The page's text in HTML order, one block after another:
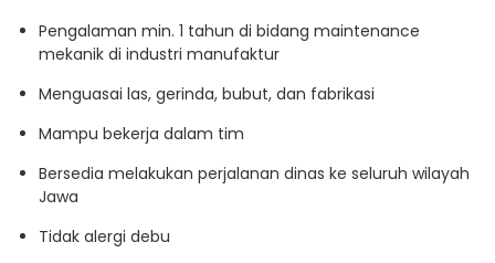
Pengalaman min. 1 tahun di bidang maintenance
mekanik di industri manufaktur
Menguasai las, gerinda, bubut, dan fabrikasi
Mampu bekerja dalam tim
Bersedia melakukan perjalanan dinas ke seluruh wilayah
Jawa
Tidak alergi debu